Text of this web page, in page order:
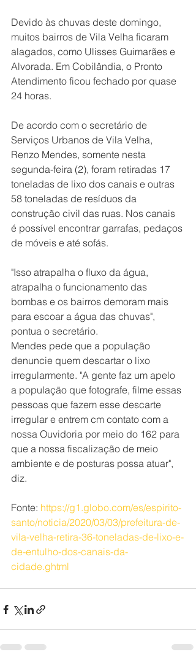
Devido às chuvas deste domingo,
muitos bairros de Vila Velha ficaram
alagados, como Ulisses Guimarães e
Alvorada. Em Cobilândia, o Pronto
Atendimento ficou fechado por quase
24 horas.
De acordo com o secretário de
Serviços Urbanos de Vila Velha,
Renzo Mendes, somente nesta
segunda-feira (2), foram retiradas 17
toneladas de lixo dos canais e outras
58 toneladas de resíduos da
construção civil das ruas. Nos canais
é possível encontrar garrafas, pedaços
de móveis e até sofás.
"Isso atrapalha o fluxo da água,
atrapalha o funcionamento das
bombas e os bairros demoram mais
para escoar a água das chuvas",
pontua o secretário.
Mendes pede que a população
denuncie quem descartar o lixo
irregularmente. "A gente faz um apelo
a população que fotografe, filme essas
pessoas que fazem esse descarte
irregular e entrem cm contato com a
nossa Ouvidoria por meio do 162 para
que a nossa fiscalização de meio
ambiente e de posturas possa atuar",
diz.
Fonte: https://g1.globo.com/es/espirito-
santo/noticia/2020/03/03/prefeitura-de-
vila-velha-retira-36-toneladas-de-lixo-e-
de-entulho-dos-canais-da-
cidade.ghtml